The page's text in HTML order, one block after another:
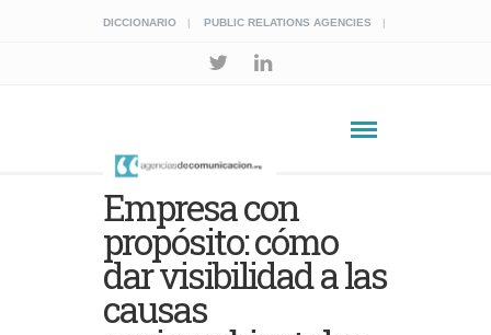
DICCIONARIO PUBLIC RELATIONS AGENCIES
Empresa con
propósito: cómo
dar visibilidad a las
causas